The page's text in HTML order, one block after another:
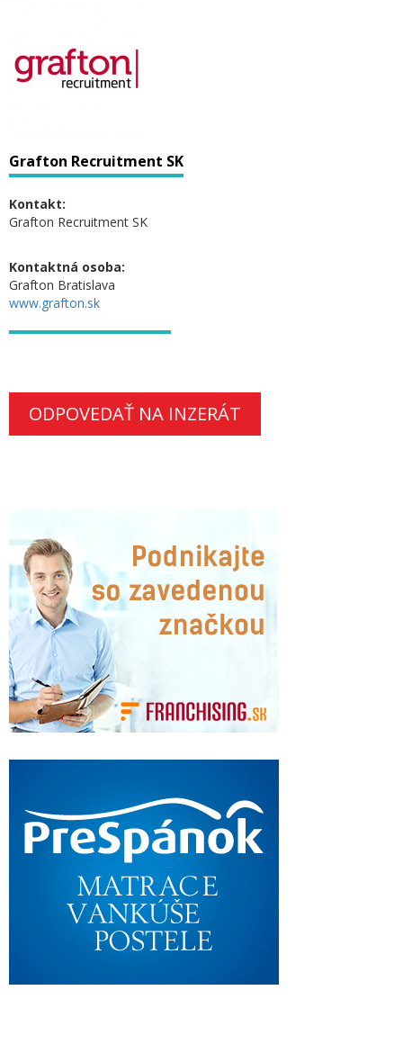
Grafton Recruitment SK
Kontakt:
Grafton Recruitment SK
Kontaktná osoba:
Grafton Bratislava
www.grafton.sk
ODPOVEDAŤ NA INZERÁT